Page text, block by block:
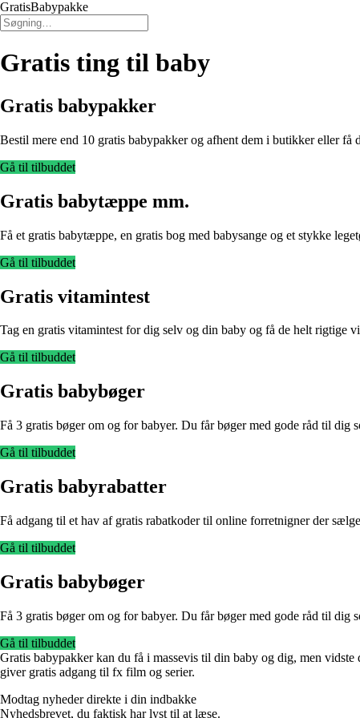
GratisBabypakke
Gratis ting til baby
Gratis babypakker
Bestil mere end 10 gratis babypakker og afhent dem i butikker eller
Gå til tilbuddet
Gratis babytæppe mm.
Få et gratis babytæppe, en gratis bog med babysange og et stykke
Gå til tilbuddet
Gratis vitamintest
Tag en gratis vitamintest for dig selv og din baby og få de helt rigtige
Gå til tilbuddet
Gratis babybøger
Få 3 gratis bøger om og for babyer. Du får bøger med gode råd til dig
Gå til tilbuddet
Gratis babyrabatter
Få adgang til et hav af gratis rabatkoder til online forretnigner der
Gå til tilbuddet
Gratis babybøger
Få 3 gratis bøger om og for babyer. Du får bøger med gode råd til dig
Gå til tilbuddet
Gratis babypakker kan du få i massevis til din baby og dig, men
giver gratis adgang til fx film og serier.
Modtag nyheder direkte i din indbakke
Nyhedsbrevet, du faktisk har lyst til at læse.